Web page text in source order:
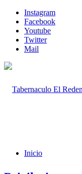
Instagram
Facebook
Youtube
Twitter
Mail
Inicio